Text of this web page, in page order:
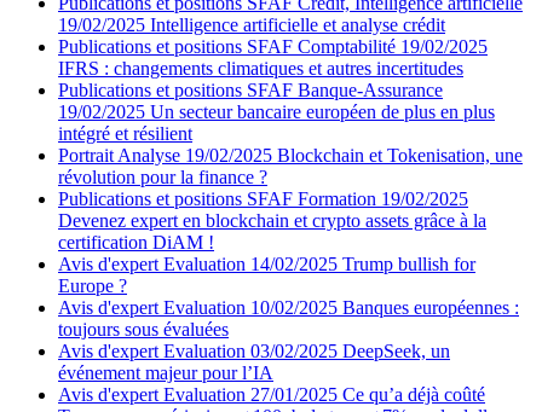
19/02/2025 Intelligence artificielle et analyse crédit
Publications et positions SFAF Comptabilité 19/02/2025
IFRS : changements climatiques et autres incertitudes
Publications et positions SFAF Banque-Assurance
19/02/2025 Un secteur bancaire européen de plus en plus
intégré et résilient
Portrait Analyse 19/02/2025 Blockchain et Tokenisation, une
révolution pour la finance ?
Publications et positions SFAF Formation 19/02/2025
Devenez expert en blockchain et crypto assets grâce à la
certification DiAM !
Avis d'expert Evaluation 14/02/2025 Trump bullish for
Europe ?
Avis d'expert Evaluation 10/02/2025 Banques européennes :
toujours sous évaluées
Avis d'expert Evaluation 03/02/2025 DeepSeek, un
événement majeur pour l’IA
Avis d'expert Evaluation 27/01/2025 Ce qu’a déjà coûté